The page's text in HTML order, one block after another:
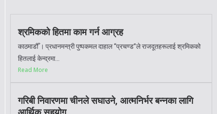
श्रमिकको हितमा काम गर्न आग्रह
काठमाडौँ । प्रधानमन्त्री पुष्पकमल दाहाल “प्रचण्ड”ले राजदूतहरूलाई श्रमिकको
हितलाई केन्द्रमा...
Read More
गरिबी निवारणमा चीनले सघाउने, आत्मनिर्भर बन्नका लागि